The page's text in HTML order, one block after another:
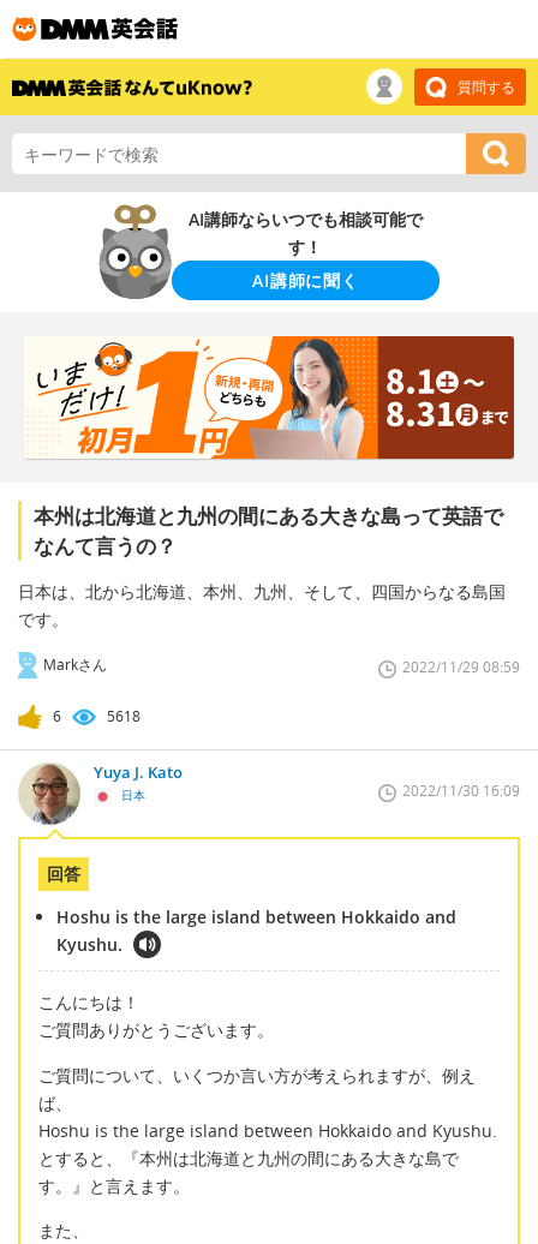
質問する
AI講師ならいつでも相談可能で
す！
AI講師に聞く
本州は北海道と九州の間にある大きな島って英語で
なんて言うの？
日本は、北から北海道、本州、九州、そして、四国からなる島国
です。
Markさん 2022/11/29 08:59
6 5618
Yuya J. Kato
日本 2022/11/30 16:09
回答
Hoshu is the large island between Hokkaido and
Kyushu.
こんにちは！
ご質問ありがとうございます。
ご質問について、いくつか言い方が考えられますが、例え
ば、
Hoshu is the large island between Hokkaido and Kyushu.
とすると、『本州は北海道と九州の間にある大きな島で
す。』と言えます。
また、